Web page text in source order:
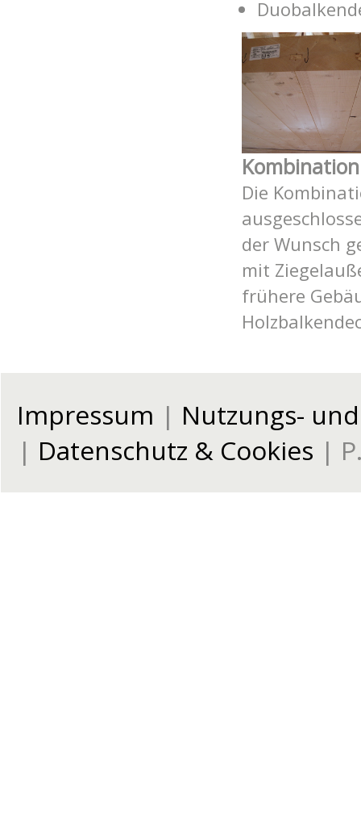
Die
der Wunsch
mit
frühere
Impressum | Nutzungs-
| Datenschutz & Cookies |